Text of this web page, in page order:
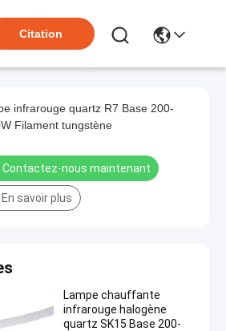
Citation
infrarouge quartz R7 Base 200-
Filament tungstène
Contactez-nous maintenant
En savoir plus
Lampe chauffante
infrarouge halogène
quartz SK15 Base 200-